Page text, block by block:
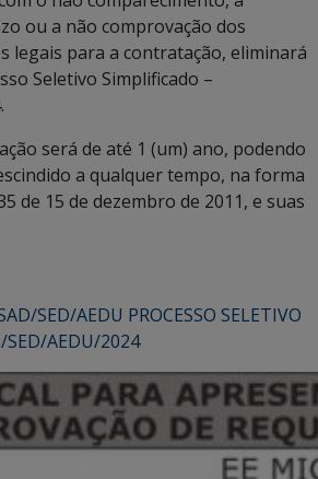
ou a não comprovação dos
legais para a contratação, eliminará
Seletivo Simplificado –
será de até 1 (um) ano, podendo
a qualquer tempo, na forma
de 15 de dezembro de 2011, e suas
SED/AEDU PROCESSO SELETIVO
SED/AEDU/2024